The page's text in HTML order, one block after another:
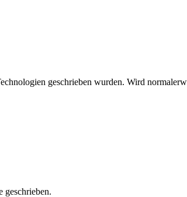
geschrieben wurden. Wird
geschrieben.